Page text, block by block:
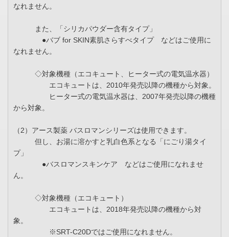
なれません。
また、「シリカパウダー含有タイプ」
●バブ for SKIN素肌さらすべタイプ などはご使用に
なれません。
◇対象機種（エコキュート、ヒーター式の電気温水器）
エコキュートは、2010年発売以降の機種から対象。
ヒーター式の電気温水器は、2007年発売以降の機種
から対象。
（2）アース製薬 バスロマンシリーズは使用できます。
但し、お湯に溶かすと乳白色系となる「にごり湯タイ
プ」
●バスロマンスキンケア などはご使用になれませ
ん。
◇対象機種（エコキュート）
エコキュートは、2018年発売以降の機種から対
象。
※SRT-C20Dではご使用になれません。